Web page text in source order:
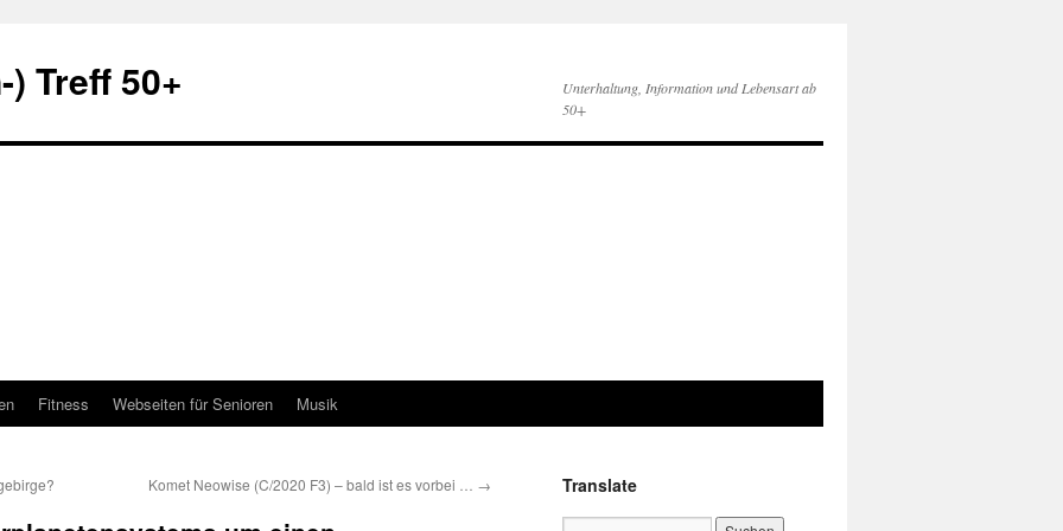
Treff 50+
Unterhaltung, Information und Lebensart ab
50+
Fitness Webseiten für Senioren Musik
Komet Neowise (C/2020 F3) – bald ist es vorbei … → Translate